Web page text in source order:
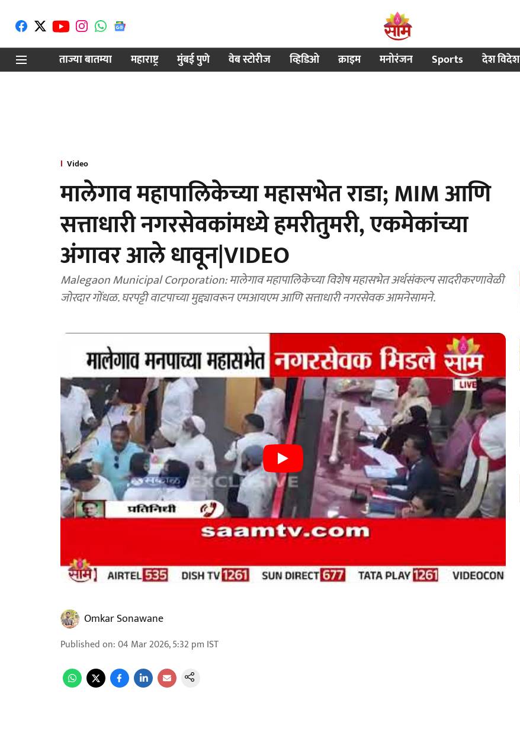
ताज्या बातम्या
महाराष्ट्र मुंबई पुणे वेब स्टोरीज व्हिडिओ क्राइम मनोरंजन Sports देश विदेश
Video
मालेगाव महापालिकेच्या महासभेत राडा; MIM आणि
सत्ताधारी नगरसेवकांमध्ये हमरीतुमरी, एकमेकांच्या
अंगावर आले धावून|VIDEO
Malegaon Municipal Corporation: मालेगाव महापालिकेच्या विशेष महासभेत अर्थसंकल्प सादरीकरणावेळी
जोरदार गोंधळ. घरपट्टी वाटपाच्या मुद्द्यावरून एमआयएम आणि सत्ताधारी नगरसेवक आमनेसामने.
Omkar Sonawane
Published on:04 Mar 2026, 5:32 pm IST